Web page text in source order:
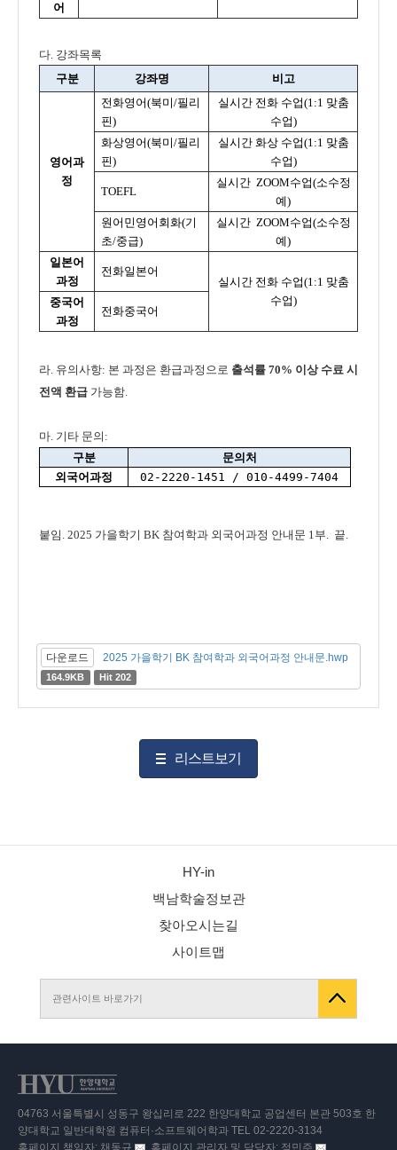
어
다. 강좌목록
구분
강좌명 비고
영어과
정
전화영어(북미/필리
핀)
실시간 전화 수업(1:1 맞춤
수업)
화상영어(북미/필리
핀)
실시간 화상 수업(1:1 맞춤
수업)
TOEFL
실시간 ZOOM수업(소수정
예)
원어민영어회화(기
초/중급)
실시간 ZOOM수업(소수정
예)
일본어
과정
전화일본어
실시간 전화 수업(1:1 맞춤
수업)
중국어
과정
전화중국어
라. 유의사항: 본 과정은 환급과정으로 출석률 70% 이상 수료 시
전액 환급 가능함.
마. 기타 문의:
구분
문의처
외국어과정
02-2220-1451 / 010-4499-7404
붙임. 2025 가을학기 BK 참여학과 외국어과정 안내문 1부. 끝.
다운로드 2025 가을학기 BK 참여학과 외국어과정 안내문.hwp
164.9KB Hit 202
리스트보기
HY-in
백남학술정보관
찾아오시는길
사이트맵
04763 서울특별시 성동구 왕십리로 222 한양대학교 공업센터 본관 503호 한
양대학교 일반대학원 컴퓨터·소프트웨어학과 TEL 02-2220-3134
관련사이트 바로가기